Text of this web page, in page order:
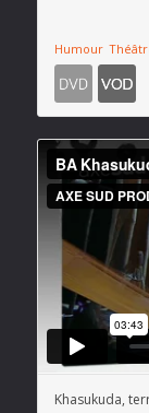
Humour
Khasukuda,